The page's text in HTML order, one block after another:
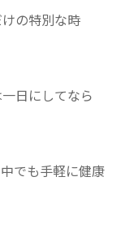
の特別な時
日にしてなら
でも手軽に健康